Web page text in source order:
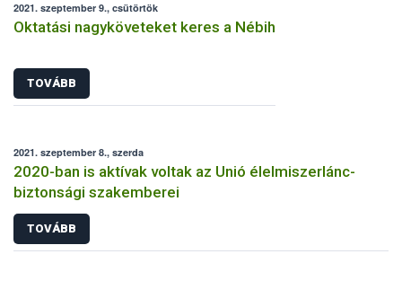
2021. szeptember 9., csütörtök
Oktatási nagyköveteket keres a Nébih
TOVÁBB
2021. szeptember 8., szerda
2020-ban is aktívak voltak az Unió élelmiszerlánc-
biztonsági szakemberei
TOVÁBB